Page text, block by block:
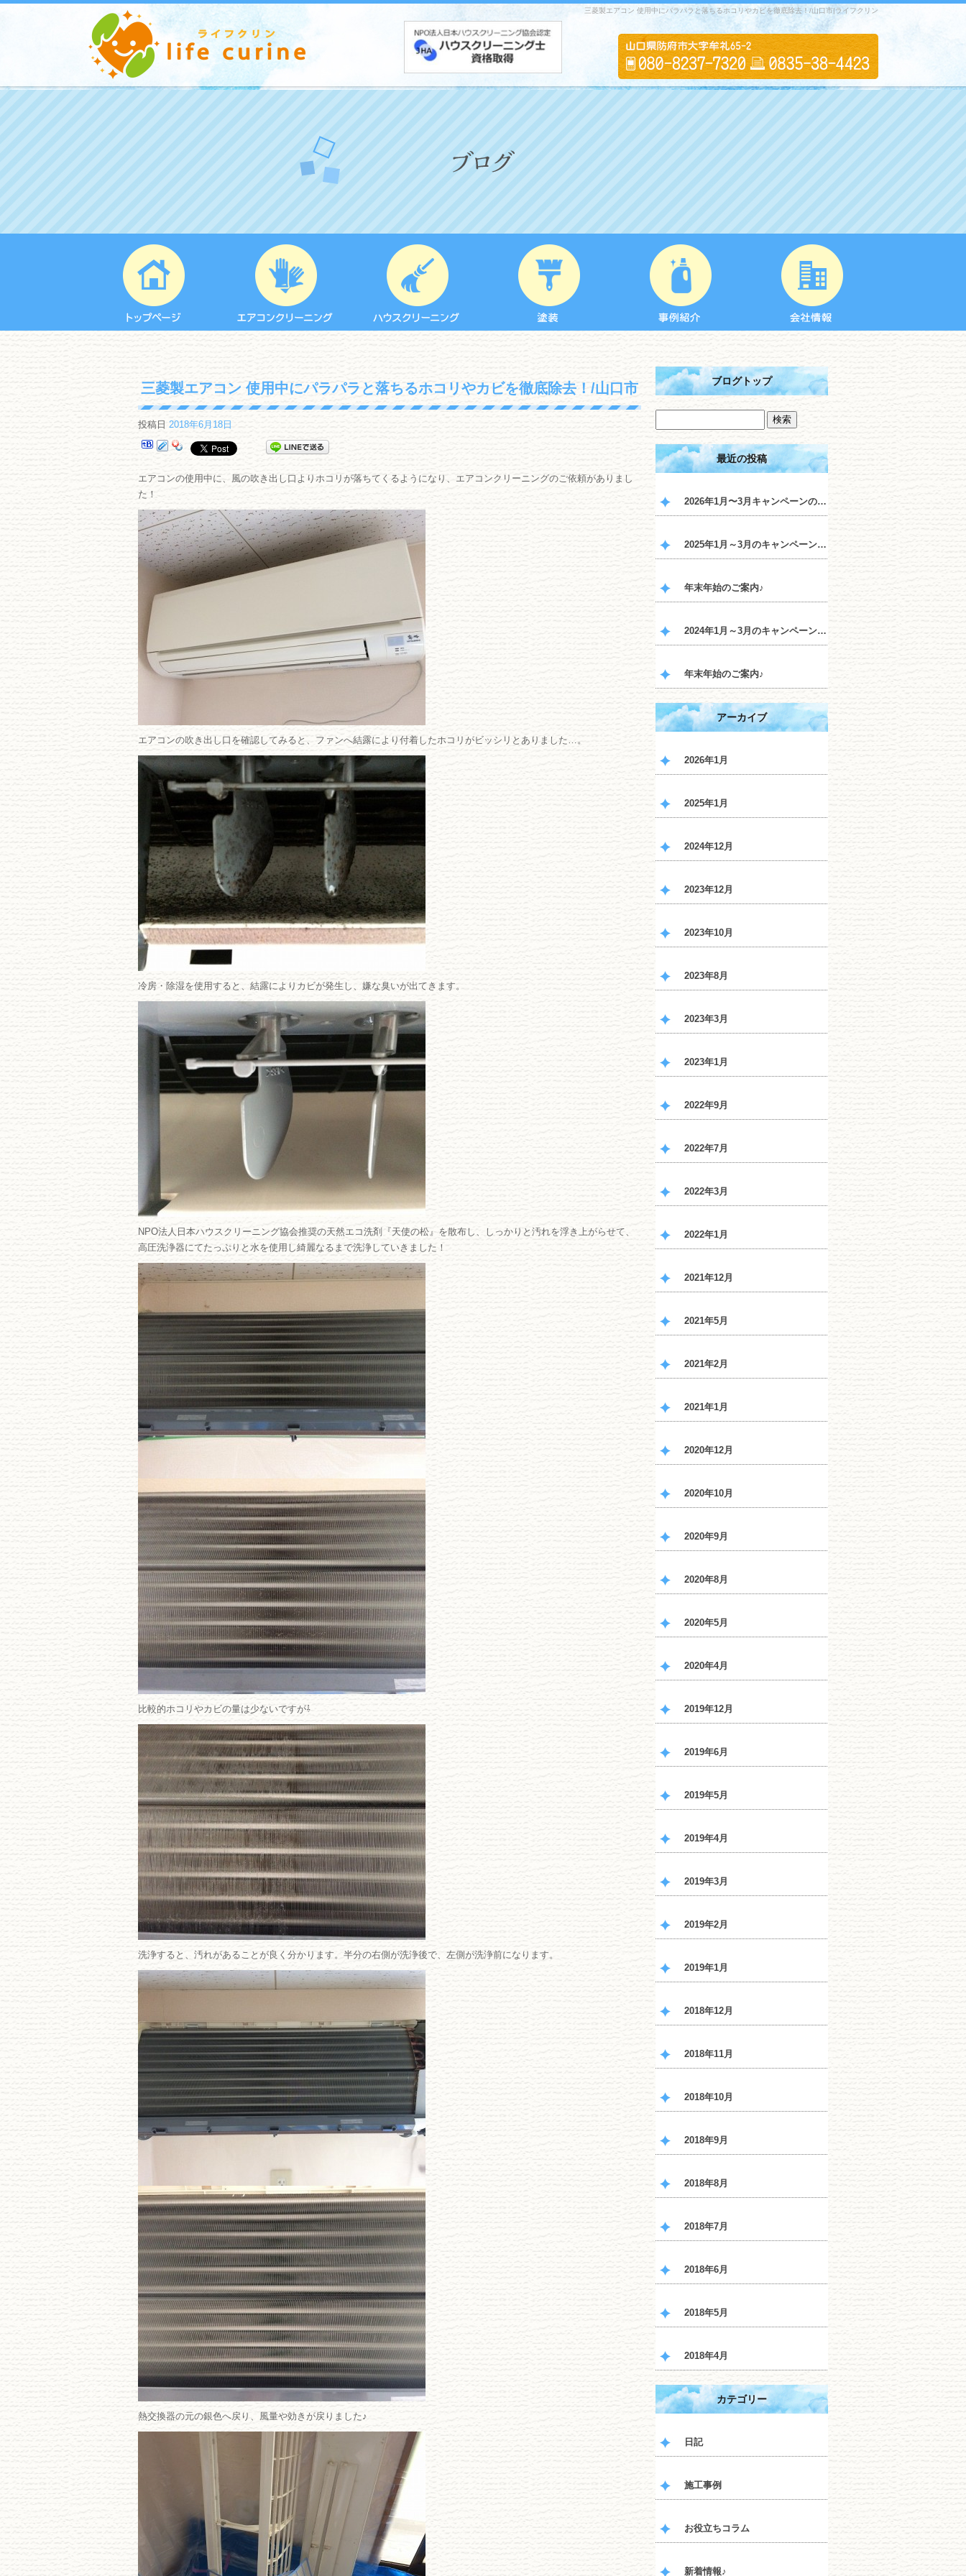
三菱製エアコン 使用中にパラパラと落ちるホコリやカビを徹底除去！/山口市|ライフクリン
三菱製エアコン 使用中にパラパラと落ちるホコリやカビを徹底除去！/山口市
投稿日 2018年6月18日
エアコンの使用中に、風の吹き出し口よりホコリが落ちてくるようになり、エアコンクリーニングのご依頼がありまし
た！
エアコンの吹き出し口を確認してみると、ファンへ結露により付着したホコリがビッシリとありました…。
冷房・除湿を使用すると、結露によりカビが発生し、嫌な臭いが出てきます。
NPO法人日本ハウスクリーニング協会推奨の天然エコ洗剤『天使の松』を散布し、しっかりと汚れを浮き上がらせて、
高圧洗浄器にてたっぷりと水を使用し綺麗なるまで洗浄していきました！
比較的ホコリやカビの量は少ないですが⇩
洗浄すると、汚れがあることが良く分かります。半分の右側が洗浄後で、左側が洗浄前になります。
熱交換器の元の銀色へ戻り、風量や効きが戻りました♪
ブログトップ
最近の投稿
2026年1月〜3月キャンペーンのご案内♪
2025年1月～3月のキャンペーンのご案内♪
年末年始のご案内♪
2024年1月～3月のキャンペーンのご案内♪
年末年始のご案内♪
アーカイブ
2026年1月
2025年1月
2024年12月
2023年12月
2023年10月
2023年8月
2023年3月
2023年1月
2022年9月
2022年7月
2022年3月
2022年1月
2021年12月
2021年5月
2021年2月
2021年1月
2020年12月
2020年10月
2020年9月
2020年8月
2020年5月
2020年4月
2019年12月
2019年6月
2019年5月
2019年4月
2019年3月
2019年2月
2019年1月
2018年12月
2018年11月
2018年10月
2018年9月
2018年8月
2018年7月
2018年6月
2018年5月
2018年4月
カテゴリー
日記
施工事例
お役立ちコラム
新着情報♪